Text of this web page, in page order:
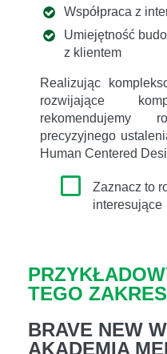
Współpraca z
Umiejętność
z klientem
Realizując
rozwijające
rekomendujemy
precyzyjnego
Human Centered
Zaznacz to
interesujące
TEGO
BRAVE NEW
AKADEMIA